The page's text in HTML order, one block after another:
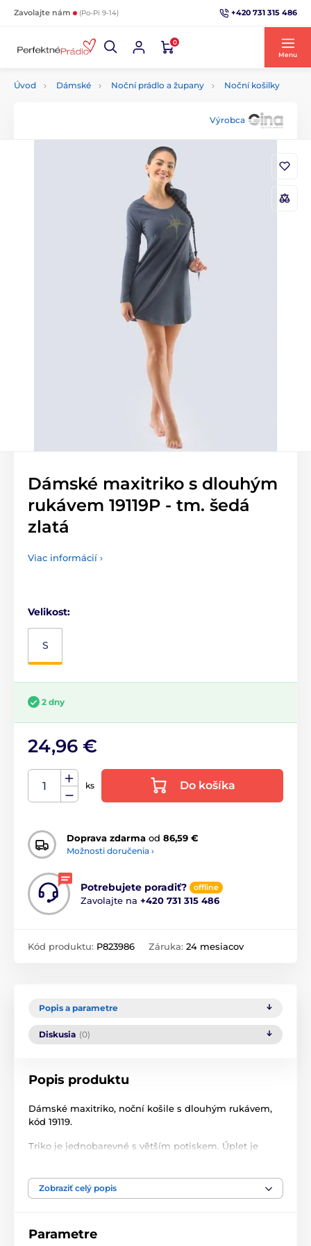
Zavolajte nám (Po-Pi 9-14) +420 731 315 486
0
Menu
Úvod Dámské Noční prádlo a župany Noční košilky
Výrobca
Dámské maxitriko s dlouhým
rukávem 19119P - tm. šedá
zlatá
Viac informácií ›
Velikost:
S
2 dny
24,96 €
ks Do košíka
Doprava zdarma od 86,59 €
Možnosti doručenia ›
Potrebujete poradiť? offline
Zavolajte na +420 731 315 486
Kód produktu: P823986 Záruka: 24 mesiacov
Popis a parametre
Diskusia (0)
Popis produktu
Dámské maxitriko, noční košile s dlouhým rukávem,
kód 19119.
Triko je jednobarevné s větším potiskem. Úplet je
nošení.
Složení: 92% Bavlna 8% Elastan
Zobraziť celý popis
Parametre